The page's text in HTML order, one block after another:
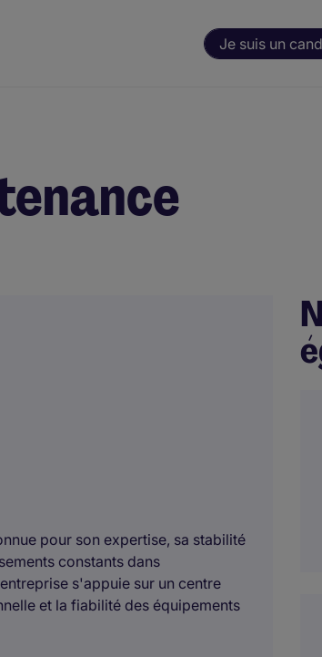
Je suis un
pour son expertise, sa stabilité
constants dans
s'appuie sur un centre
et la fiabilité des équipements